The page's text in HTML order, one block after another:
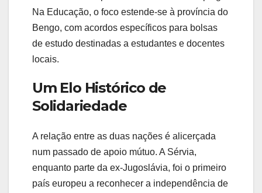
Na Educação, o foco estende-se à província do
Bengo, com acordos específicos para bolsas
de estudo destinadas a estudantes e docentes
locais.
Um Elo Histórico de
Solidariedade
A relação entre as duas nações é alicerçada
num passado de apoio mútuo. A Sérvia,
enquanto parte da ex-Jugoslávia, foi o primeiro
país europeu a reconhecer a independência de